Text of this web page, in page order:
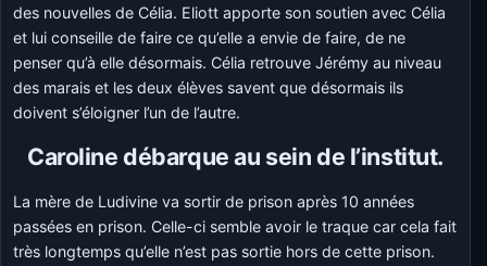
des nouvelles de Célia. Eliott apporte son soutien avec Célia
et lui conseille de faire ce qu’elle a envie de faire, de ne
penser qu’à elle désormais. Célia retrouve Jérémy au niveau
des marais et les deux élèves savent que désormais ils
doivent s’éloigner l’un de l’autre.
Caroline débarque au sein de l’institut.
La mère de Ludivine va sortir de prison après 10 années
passées en prison. Celle-ci semble avoir le traque car cela fait
très longtemps qu’elle n’est pas sortie hors de cette prison.